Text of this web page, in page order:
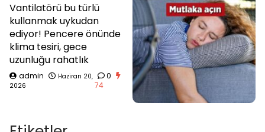
Vantilatörü bu türlü
kullanmak uykudan
ediyor! Pencere önünde
klima tesiri, gece
uzunluğu rahatlık
admin
Haziran 20,
2026
0
74